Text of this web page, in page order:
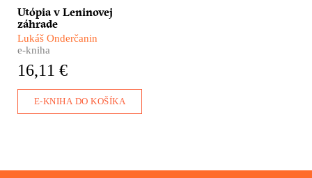
Kirgizsku, aby pomohlo
pri budovaní Sovietskeho
zväzu.
Utópia v Leninovej
záhrade
Lukáš Onderčanin
e-kniha
16,11 €
E-KNIHA DO KOŠÍKA